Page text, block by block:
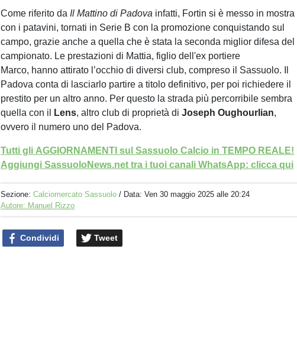
Come riferito da Il Mattino di Padova infatti, Fortin si è messo in mostra
con i patavini, tornati in Serie B con la promozione conquistando sul
campo, grazie anche a quella che è stata la seconda miglior difesa del
campionato. Le prestazioni di Mattia, figlio dell'ex portiere
Marco, hanno attirato l’occhio di diversi club, compreso il Sassuolo. Il
Padova conta di lasciarlo partire a titolo definitivo, per poi richiedere il
prestito per un altro anno. Per questo la strada più percorribile sembra
quella con il
Lens, altro club di proprietà diJoseph Oughourlian,
ovvero il numero uno del Padova.
Tutti gli AGGIORNAMENTI sul Sassuolo Calcio in TEMPO REALE!
Aggiungi SassuoloNews.net tra i tuoi canali WhatsApp: clicca qui
Sezione:Calciomercato Sassuolo / Data:Ven 30 maggio 2025 alle 20:24
Autore: Manuel Rizzo
Condividi Tweet